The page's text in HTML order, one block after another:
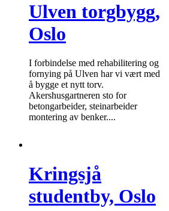
Ulven torgbygg,
Oslo
I forbindelse med rehabilitering og
fornying på Ulven har vi vært med
å bygge et nytt torv.
Akershusgartneren sto for
betongarbeider, steinarbeider
montering av benker....
Kringsjå
studentby, Oslo